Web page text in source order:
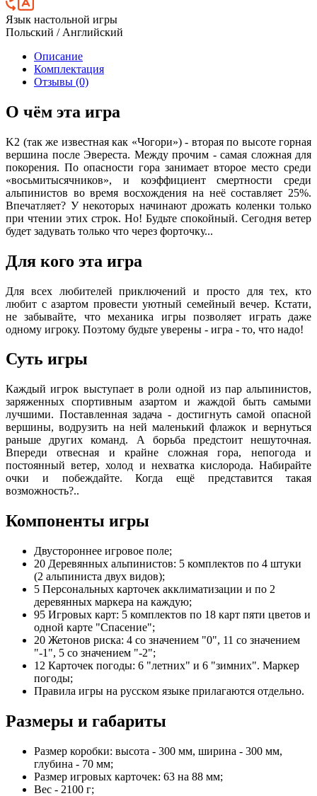
Язык настольной игры
Польский / Английский
Описание
Комплектация
Отзывы (0)
О чём эта игра
K2 (так же известная как «Чогори») - вторая по высоте горная
вершина после Эвереста. Между прочим - самая сложная для
покорения. По опасности гора занимает второе место среди
«восьмитысячников», и коэффициент смертности среди
альпинистов во время восхождения на неё составляет 25%.
Впечатляет? У некоторых начинают дрожать коленки только
при чтении этих строк. Но! Будьте спокойный. Сегодня ветер
будет задувать только что через форточку...
Для кого эта игра
Для всех любителей приключений и просто для тех, кто
любит с азартом провести уютный семейный вечер. Кстати,
не забывайте, что механика игры позволяет играть даже
одному игроку. Поэтому будьте уверены - игра - то, что надо!
Суть игры
Каждый игрок выступает в роли одной из пар альпинистов,
заряженных спортивным азартом и жаждой быть самыми
лучшими. Поставленная задача - достигнуть самой опасной
вершины, водрузить на ней маленький флажок и вернуться
раньше других команд. А борьба предстоит нешуточная.
Впереди отвесная и крайне сложная гора, непогода и
постоянный ветер, холод и нехватка кислорода. Набирайте
очки и побеждайте. Когда ещё представится такая
возможность?..
Компоненты игры
Двустороннее игровое поле;
20 Деревянных альпинистов: 5 комплектов по 4 штуки
(2 альпиниста двух видов);
5 Персональных карточек акклиматизации и по 2
деревянных маркера на каждую;
95 Игровых карт: 5 комплектов по 18 карт пяти цветов и
одной карте "Спасение";
20 Жетонов риска: 4 со значением "0", 11 со значением
"-1", 5 со значением "-2";
12 Карточек погоды: 6 "летних" и 6 "зимних". Маркер
погоды;
Правила игры на русском языке прилагаются отдельно.
Размеры и габариты
Размер коробки: высота - 300 мм, ширина - 300 мм,
глубина - 70 мм;
Размер игровых карточек: 63 на 88 мм;
Вес - 2100 г;